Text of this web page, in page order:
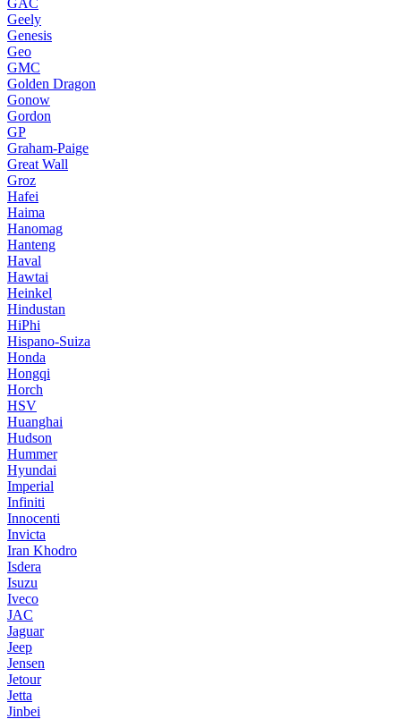
Geely
Genesis
Geo
GMC
Golden Dragon
Gonow
Gordon
GP
Graham-Paige
Great Wall
Groz
Hafei
Haima
Hanomag
Hanteng
Haval
Hawtai
Heinkel
Hindustan
HiPhi
Hispano-Suiza
Honda
Hongqi
Horch
HSV
Huanghai
Hudson
Hummer
Hyundai
Imperial
Infiniti
Innocenti
Invicta
Iran Khodro
Isdera
Isuzu
Iveco
JAC
Jaguar
Jeep
Jensen
Jetour
Jetta
Jinbei